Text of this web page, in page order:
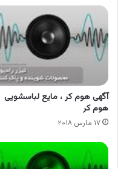
آگهی هوم کر ، مایع لباسشویی
هوم کر
۱۷ مارس ۲۰۱۸